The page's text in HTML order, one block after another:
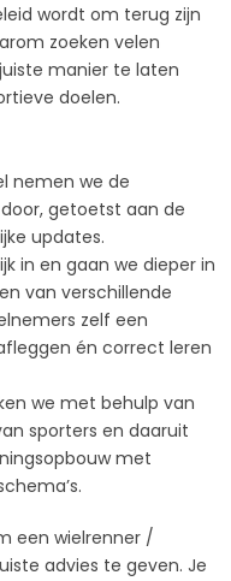
wordt om terug zijn
zoeken velen
manier te laten
doelen.
nemen we de
getoetst aan de
updates.
in en gaan we dieper in
van verschillende
zelf een
én correct leren
we met behulp van
sporters en daaruit
met
een wielrenner /
advies te geven. Je